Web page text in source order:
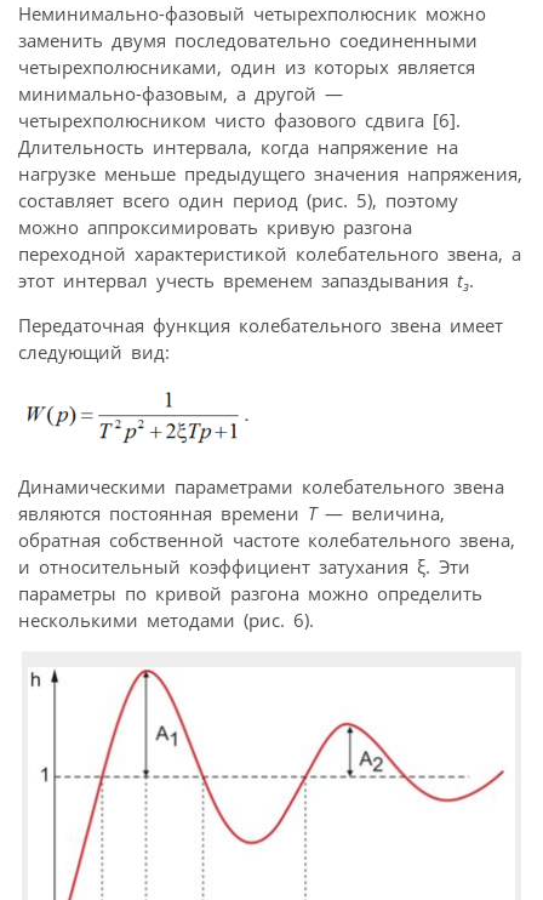
Неминимально-фазовый четырехполюсник можно
заменить двумя последовательно соединенными
четырехполюсниками, один из которых является
минимально-фазовым, а другой —
четырехполюсником чисто фазового сдвига [6].
Длительность интервала, когда напряжение на
нагрузке меньше предыдущего значения напряжения,
составляет всего один период (рис. 5), поэтому
можно аппроксимировать кривую разгона
переходной характеристикой колебательного звена, а
этот интервал учесть временем запаздывания tз.
Передаточная функция колебательного звена имеет
следующий вид:
Динамическими параметрами колебательного звена
являются постоянная времени Т— величина,
обратная собственной частоте колебательного звена,
и относительный коэффициент затухания ξ. Эти
параметры по кривой разгона можно определить
несколькими методами (рис. 6).